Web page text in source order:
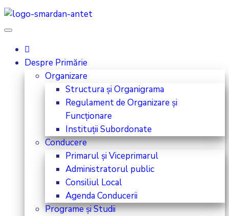
Despre Primărie
Organizare
Structura și Organigrama
Regulament de Organizare și
Funcționare
Instituții Subordonate
Conducere
Primarul și Viceprimarul
Administratorul public
Consiliul Local
Agenda Conducerii
Programe și Studii